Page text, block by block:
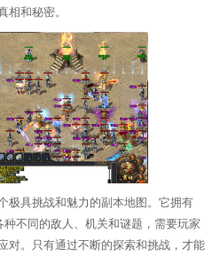
相和秘密。
极具挑战和魅力的副本地图。它拥有
不同的敌人、机关和谜题，需要玩家
对。只有通过不断的探索和挑战，才能